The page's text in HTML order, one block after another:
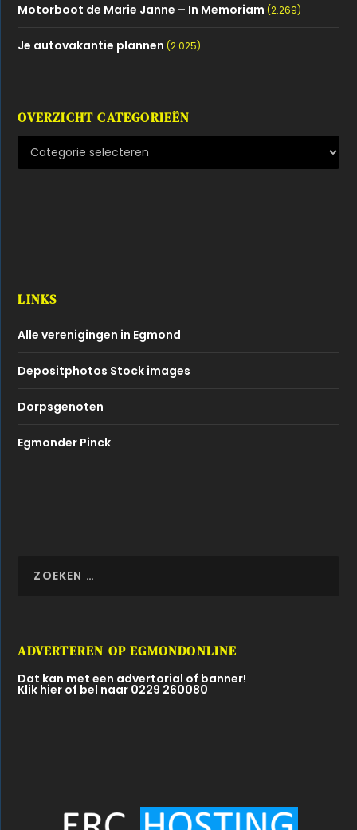
Motorboot de Marie Janne – In Memoriam (2.269)
Je autovakantie plannen (2.025)
OVERZICHT CATEGORIEËN
LINKS
Alle verenigingen in Egmond
Depositphotos Stock images
Dorpsgenoten
Egmonder Pinck
ADVERTEREN OP EGMONDONLINE
Dat kan met een advertorial of banner!
Klik hier of bel naar 0229 260080